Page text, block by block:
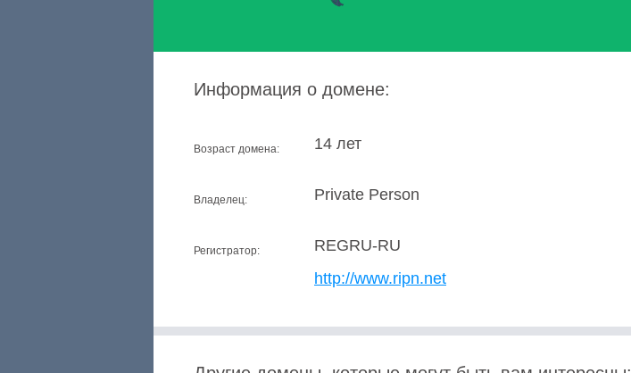
Информация о домене:
Возраст домена: 14 лет
Владелец: Private Person
Регистратор:
REGRU-RU
http://www.ripn.net